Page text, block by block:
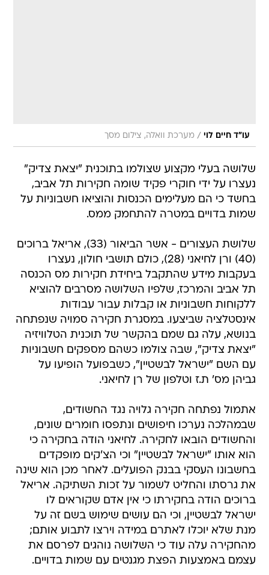
עו"ד חיים לוי / מערכת וואלה, צילום מסך
שלושה בעלי מקצוע שצולמו בתוכנית "יצאת צדיק"
נעצרו על ידי חוקרי פקיד שומה חקירות תל אביב,
בחשד כי הם מעלימים הכנסות והוציאו חשבוניות על
שמות בדויים במטרה להתחמק ממס.
שלושת העצורים - אשר הביאור (33), אריאל ברוכים
(40) ורן לחיאני (28), כולם תושבי חולון, נעצרו
בעקבות מידע שהתקבל ביחידת חקירות מס הכנסה
תל אביב והמרכז, שלפיו השלושה מסרבים להוציא
ללקוחות חשבוניות או קבלות עבור עבודות
אינסטלציה שביצעו. במסגרת חקירה סמויה שנפתחה
בנושא, עלה גם שמם בהקשר של תוכנית הטלוויזיה
"יצאת צדיק", שבה צולמו כשהם מספקים חשבוניות
עם השם "ישראל לבשטיין", כשבפועל הופיעו על
גביהן מס' ת.ז וטלפון של רן לחיאני.
אתמול נפתחה חקירה גלויה נגד החשודים,
שבמהלכה נערכו חיפושים ונתפסו חומרים שונים,
והחשודים הובאו לחקירה. לחיאני הודה בחקירה כי
הוא אותו "ישראל לבשטיין" וכי הצ'קים מופקדים
בחשבונו העסקי בבנק הפועלים. לאחר מכן הוא שינה
את גרסתו והחליט לשמור על זכות השתיקה. אריאל
ברוכים הודה בחקירתו כי אין אדם שקוראים לו
ישראל לבשטיין, וכי הם עושים שימוש בשם זה על
מנת שלא יוכלו לאתרם במידה וירצו לתבוע אותם;
מהחקירה עלה עוד כי השלושה נוהגים לפרסם את
עצמם באמצעות הפצת מגנטים עם שמות בדויים.